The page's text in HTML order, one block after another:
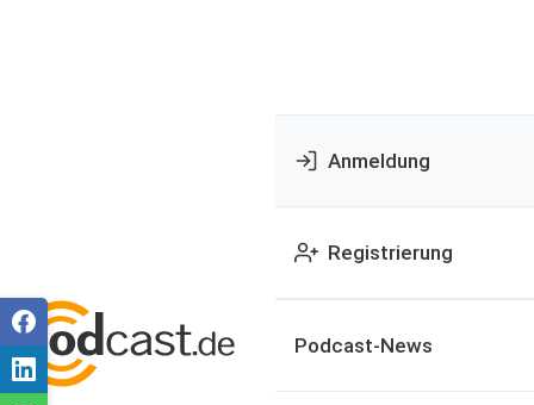
Anmeldung
Registrierung
Podcast-News